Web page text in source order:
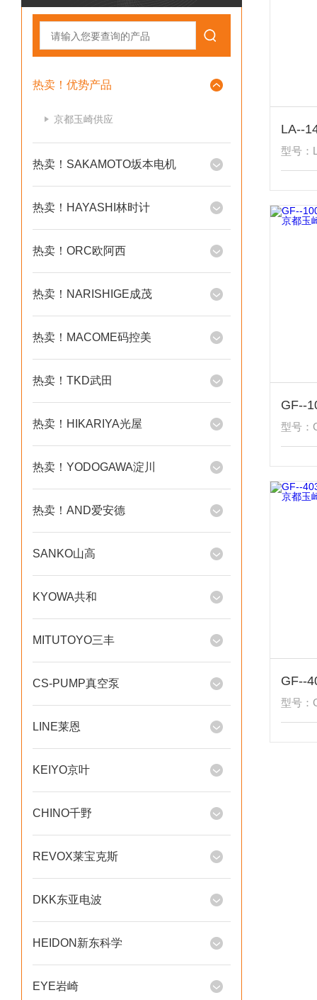
热卖！优势产品
京都玉崎供应
热卖！SAKAMOTO坂本电机
热卖！HAYASHI林时计
热卖！ORC欧阿西
热卖！NARISHIGE成茂
热卖！MACOME码控美
热卖！TKD武田
热卖！HIKARIYA光屋
热卖！YODOGAWA淀川
热卖！AND爱安德
SANKO山高
KYOWA共和
MITUTOYO三丰
CS-PUMP真空泵
LINE莱恩
KEIYO京叶
CHINO千野
REVOX莱宝克斯
DKK东亚电波
HEIDON新东科学
EYE岩崎
型号：
型号：
型号：